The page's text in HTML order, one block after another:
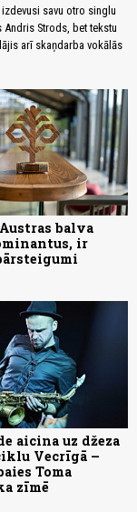
savu otro singlu
Andris Strods, bet tekstu
arī skaņdarba vokālās
balva
ir
aicina uz džeza
Vecrīgā –
Toma
zīmē